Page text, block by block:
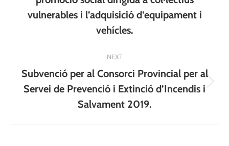
post:
vulnerables i l’adquisició d’equipament i
vehícles.
NEXT
Next
post:
Subvenció per al Consorci Provincial per al
Servei de Prevenció i Extinció d’Incendis i
Salvament 2019.